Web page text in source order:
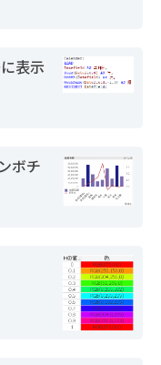
表示
ボチ